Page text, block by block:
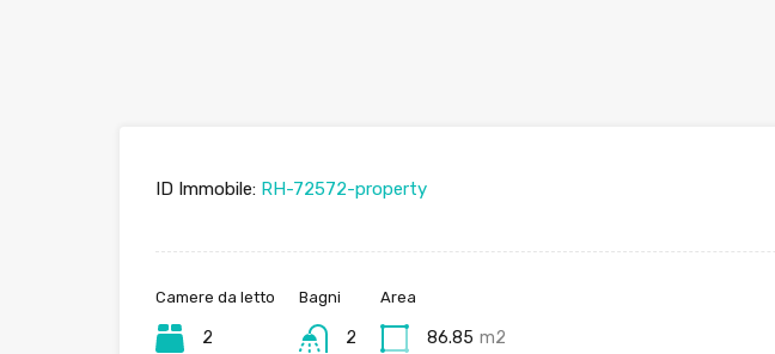
ID Immobile: RH-72572-property
Camere da letto
2
Bagni
2
Area
86.85 m2